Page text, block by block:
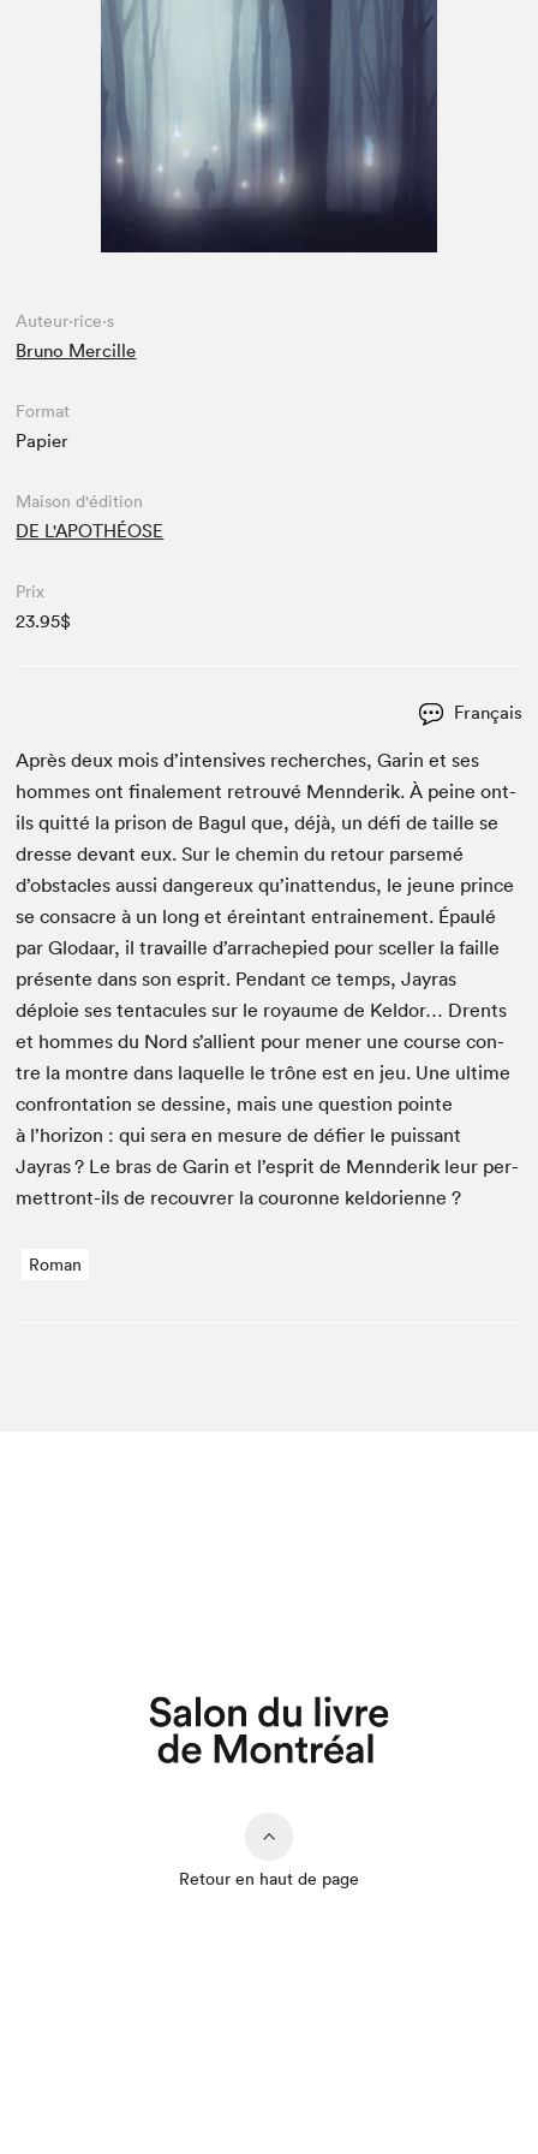
Espace enseignant·e·s
Espace pro
Auteur·rice·s
Bruno Mercille
Format
Papier
Maison d'édition
DE L'APOTHÉOSE
Prix
23.95$
Français
Après deux mois d’intensives recherch­es, Garin et ses
hommes ont finale­ment retrou­vé Men­nderik. À peine ont-
ils quit­té la prison de Bag­ul que, déjà, un défi de taille se
dresse devant eux. Sur le chemin du retour parsemé
d’obstacles aus­si dan­gereux qu’inattendus, le jeune prince
se con­sacre à un long et érein­tant entraine­ment. Épaulé
par Glo­daar, il tra­vaille d’arrachepied pour sceller la faille
présente dans son esprit. Pen­dant ce temps, Jayras
déploie ses ten­tac­ules sur le roy­aume de Kel­dor… Drents
et hommes du Nord s’allient pour men­er une course con­
tre la mon­tre dans laque­lle le trône est en jeu. Une ultime
con­fronta­tion se des­sine, mais une ques­tion pointe
à l’horizon : qui sera en mesure de défi­er le puis­sant
Jayras ? Le bras de Garin et l’esprit de Men­nderik leur per­
me­t­tront-ils de recou­vr­er la couronne keldorienne ?
Roman
Retour en haut de page